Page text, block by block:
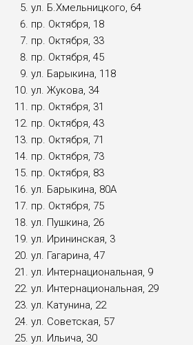
ул. Б.Хмельницкого, 64
пр. Октября, 18
пр. Октября, 33
пр. Октября, 45
ул. Барыкина, 118
ул. Жукова, 34
пр. Октября, 31
пр. Октября, 43
пр. Октября, 71
пр. Октября, 73
пр. Октября, 83
ул. Барыкина, 80А
пр. Октября, 75
ул. Пушкина, 26
ул. Ирининская, 3
ул. Гагарина, 47
ул. Интернациональная, 9
ул. Интернациональная, 29
ул. Катунина, 22
ул. Советская, 57
ул. Ильича, 30